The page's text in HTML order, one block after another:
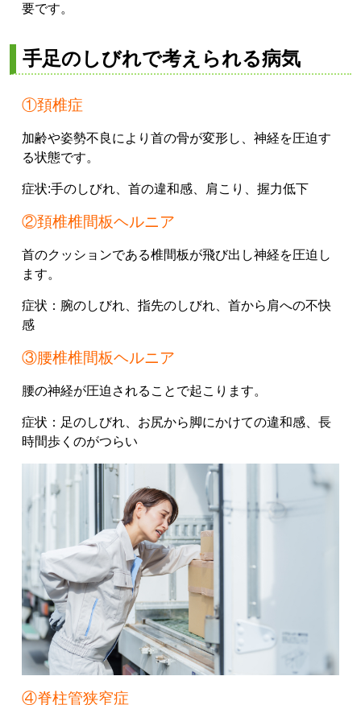
要です。
手足のしびれで考えられる病気
①頚椎症
加齢や姿勢不良により首の骨が変形し、神経を圧迫す
る状態です。
症状:手のしびれ、 首の違和感、 肩こり、 握力低下
②頚椎椎間板ヘルニア
首のクッションである椎間板が飛び出し神経を圧迫し
ます。
症状： 腕のしびれ、 指先のしびれ、 首から肩への不快
感
③腰椎椎間板ヘルニア
腰の神経が圧迫されることで起こります。
症状： 足のしびれ、 お尻から脚にかけての違和感、 長
時間歩くのがつらい
④脊柱管狭窄症